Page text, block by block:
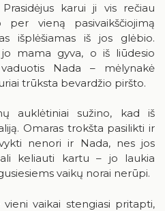
2026
Tr Ke Pe Še Se
1 2
5 6 8 9
karui ji vis rečiau
vieną pasivaikščiojimą
išplėšiamas iš jos glėbio.
mama gyva, o iš liūdesio
Nada – mėlynakė
trūksta bevardžio piršto.
auklėtiniai sužino, kad iš
Omaras trokšta pasilikti ir
nenori ir Nada, nes jos
keliauti kartu – jo laukia
vaikų norai nerūpi.
vaikai stengiasi pritapti,